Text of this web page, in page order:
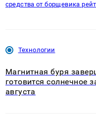
средства от борщевика
Технологии
Магнитная буря
готовится солнечное
августа